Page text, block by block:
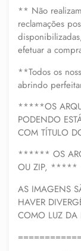
** Não
reclamações
efetuar a
**Todos os
abrindo
*****OS
PODENDO
COM TÍTULO
****** OS
OU ZIP, *****
AS IMAGENS
HAVER
COMO LUZ DA